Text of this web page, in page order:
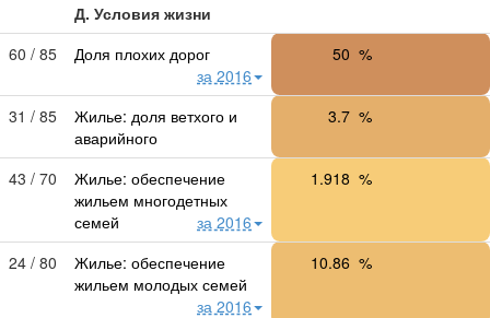
Д. Условия жизни
60 / 85
Доля плохих дорог
за 2016
50 %
31 / 85
Жилье: доля ветхого и
аварийного
3.7 %
43 / 70
Жилье: обеспечение
жильем многодетных
семей
за 2016
1.918 %
24 / 80
Жилье: обеспечение
жильем молодых семей
за 2016
10.86 %